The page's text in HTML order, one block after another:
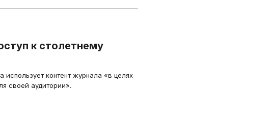
к столетнему
использует контент журнала «в целях
своей аудитории».